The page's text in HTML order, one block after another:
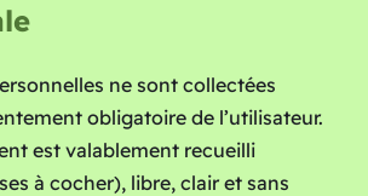
ne sont collectées
obligatoire de l’utilisateur.
est valablement recueilli
à cocher), libre, clair et sans